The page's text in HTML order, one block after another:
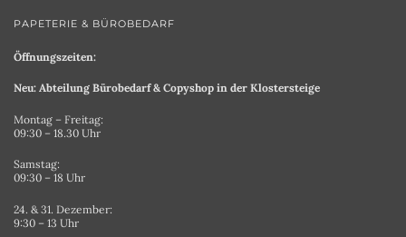
PAPETERIE & BÜROBEDARF
Öffnungszeiten:
Neu: Abteilung Bürobedarf & Copyshop in der Klostersteige
Montag – Freitag:
09:30 – 18.30 Uhr
Samstag:
09:30 – 18 Uhr
24. & 31. Dezember:
9:30 – 13 Uhr